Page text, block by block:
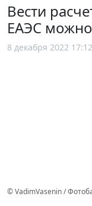
Вести
ЕАЭС можно
8 декабря 2022 17:12
© VadimVasenin /